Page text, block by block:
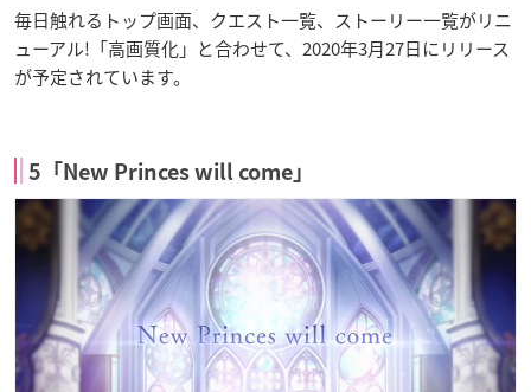
毎日触れるトップ画面、クエスト一覧、ストーリー一覧がリニ
ューアル!「高画質化」と合わせて、2020年3月27日にリリース
が予定されています。
5「New Princes will come」